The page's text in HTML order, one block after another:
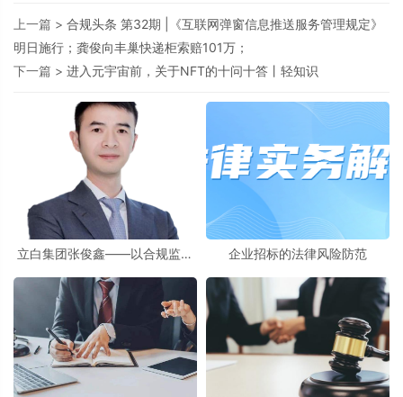
上一篇 > 合规头条 第32期 |《互联网弹窗信息推送服务管理规定》
明日施行；龚俊向丰巢快递柜索赔101万；
下一篇 > 进入元宇宙前，关于NFT的十问十答丨轻知识
立白集团张俊鑫——以合规监管
企业招标的法律风险防范